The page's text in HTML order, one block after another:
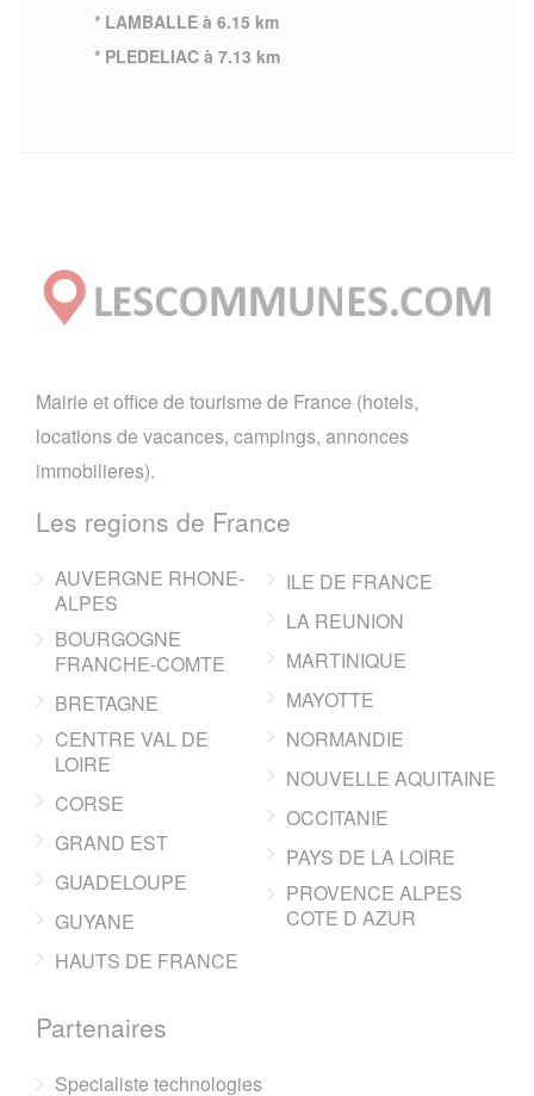
* LAMBALLE à 6.15 km
* PLEDELIAC à 7.13 km
Mairie et office de tourisme de France (hotels,
locations de vacances, campings, annonces
immobilieres).
Les regions de France
AUVERGNE RHONE-
ALPES
BOURGOGNE
FRANCHE-COMTE
BRETAGNE
CENTRE VAL DE
LOIRE
CORSE
GRAND EST
GUADELOUPE
GUYANE
HAUTS DE FRANCE
ILE DE FRANCE
LA REUNION
MARTINIQUE
MAYOTTE
NORMANDIE
NOUVELLE AQUITAINE
OCCITANIE
PAYS DE LA LOIRE
PROVENCE ALPES
COTE D AZUR
Partenaires
Specialiste technologies